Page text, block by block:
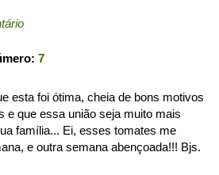
7
esta foi ótima, cheia de bons motivos
e que essa união seja muito mais
família... Ei, esses tomates me
e outra semana abençoada!!! Bjs.